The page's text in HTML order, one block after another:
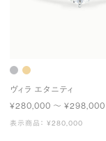
ヴィラ エタニティ
¥280,000 〜 ¥298,000
表示商品： ¥280,000